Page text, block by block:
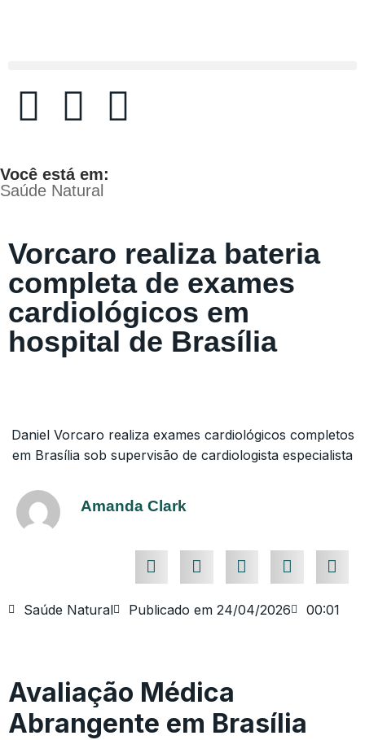
Você está em:
Saúde Natural
Vorcaro realiza bateria
completa de exames
cardiológicos em
hospital de Brasília
Daniel Vorcaro realiza exames cardiológicos completos
em Brasília sob supervisão de cardiologista especialista
Amanda Clark
Saúde Natural Publicado em 24/04/2026 00:01
Avaliação Médica
Abrangente em Brasília